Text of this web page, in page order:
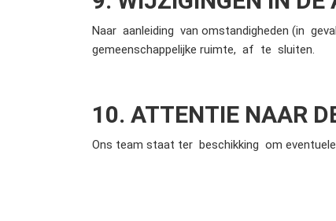
Naar aanleiding van omstandigheden (in
gemeenschappelijke ruimte, af te sluiten.
10. ATTENTIE NAAR
Ons team staat ter beschikking om